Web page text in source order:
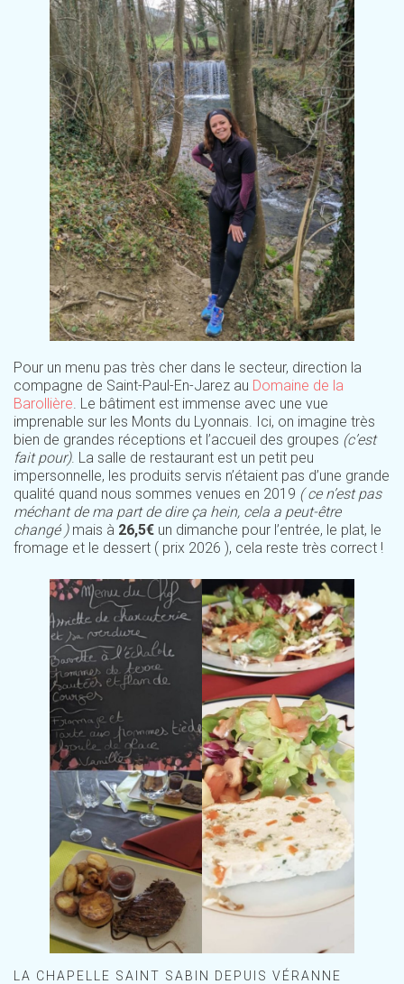
Pour un menu pas très cher dans le secteur, direction la
compagne de Saint-Paul-En-Jarez au Domaine de la
Barollière. Le bâtiment est immense avec une vue
imprenable sur les Monts du Lyonnais. Ici, on imagine très
bien de grandes réceptions et l’accueil des groupes (c’est
fait pour). La salle de restaurant est un petit peu
impersonnelle, les produits servis n’étaient pas d’une grande
qualité quand nous sommes venues en 2019 ( ce n’est pas
méchant de ma part de dire ça hein, cela a peut-être
changé ) mais à 26,5€ un dimanche pour l’entrée, le plat, le
fromage et le dessert ( prix 2026 ), cela reste très correct !
LA CHAPELLE SAINT SABIN DEPUIS VÉRANNE